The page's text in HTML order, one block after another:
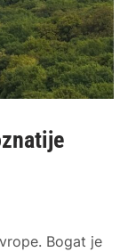
Bogat je